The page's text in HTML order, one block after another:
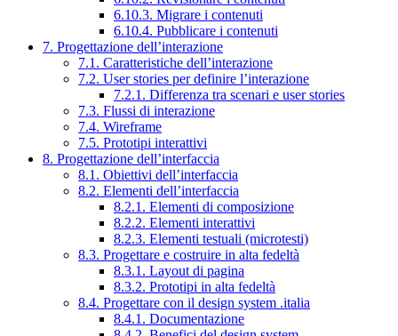
6.10.3. Migrare i contenuti
6.10.4. Pubblicare i contenuti
7. Progettazione dell’interazione
7.1. Caratteristiche dell’interazione
7.2. User stories per definire l’interazione
7.2.1. Differenza tra scenari e user stories
7.3. Flussi di interazione
7.4. Wireframe
7.5. Prototipi interattivi
8. Progettazione dell’interfaccia
8.1. Obiettivi dell’interfaccia
8.2. Elementi dell’interfaccia
8.2.1. Elementi di composizione
8.2.2. Elementi interattivi
8.2.3. Elementi testuali (microtesti)
8.3. Progettare e costruire in alta fedeltà
8.3.1. Layout di pagina
8.3.2. Prototipi in alta fedeltà
8.4. Progettare con il design system .italia
8.4.1. Documentazione